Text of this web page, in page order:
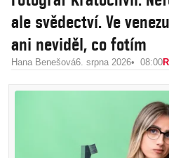
ale svědectví. Ve
ani neviděl, co fotím
Hana Benešová6. srpna 2026 08:00